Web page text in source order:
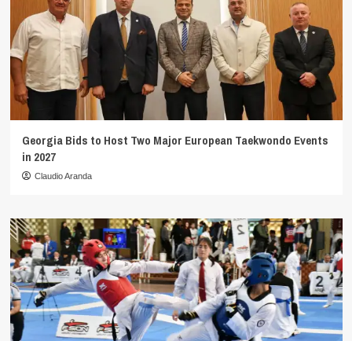
Georgia Bids to Host Two Major European Taekwondo Events
in 2027
Claudio Aranda